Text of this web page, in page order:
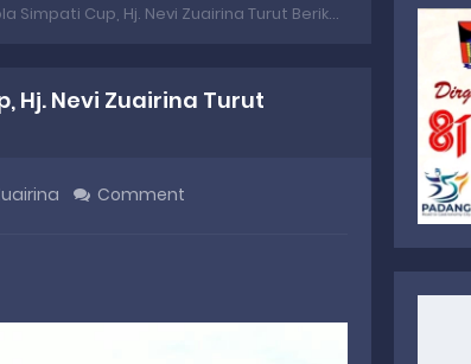
Cup, Hj. Nevi Zuairina Turut Berikan Hadiah
Hj. Nevi Zuairina Turut
Comment